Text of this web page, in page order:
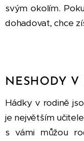
svým okolím.
dohadovat, chce
NESHODY V
Hádky v rodině
je největším
s vámi můžou